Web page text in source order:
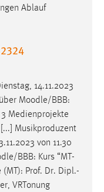
Ablauf
14.11.2023
Moodle/BBB:
3 Medienprojekte
Musikproduzent
von 11.30
/BBB: Kurs “MT-
Prof. Dr. Dipl.-
VRTonung
Websites